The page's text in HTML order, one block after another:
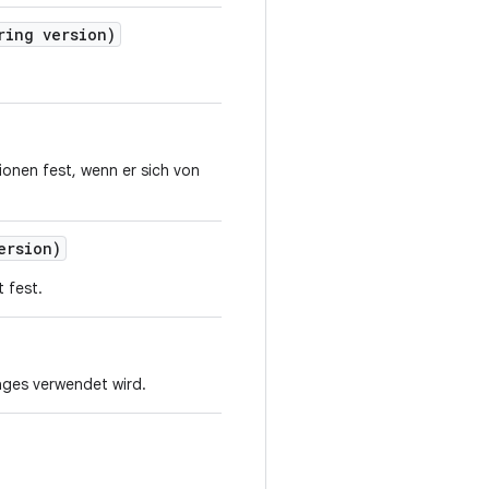
version)
fest, wenn er sich von
fest.
verwendet wird.